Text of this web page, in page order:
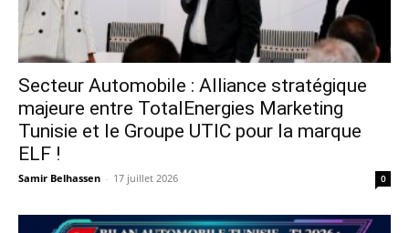
Secteur Automobile : Alliance stratégique
majeure entre TotalEnergies Marketing
Tunisie et le Groupe UTIC pour la marque
ELF !
Samir Belhassen - 17 juillet 2026 0